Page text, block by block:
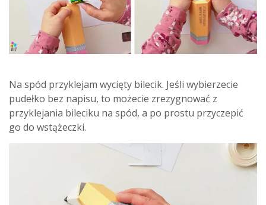
Na spód przyklejam wycięty bilecik. Jeśli wybierzecie
pudełko bez napisu, to możecie zrezygnować z
przyklejania bileciku na spód, a po prostu przyczepić
go do wstążeczki.